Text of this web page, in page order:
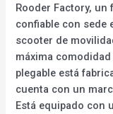
Rooder Factory, un
confiable con sede
scooter de
máxima
plegable está
cuenta con un
Está equipado con